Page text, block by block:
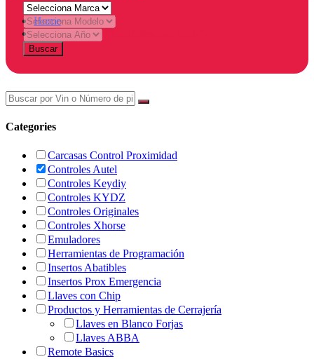
Home
Products tagged “Controles con Chip”
Buscar
Categories
Carcasas Control Proximidad
Controles Autel
Controles Keydiy
Controles KYDZ
Controles Originales
Controles Xhorse
Emuladores
Herramientas de Programación
Insertos Abatibles
Insertos Prox Emergencia
Llaves con Chip
Productos y Herramientas de Cerrajería
Llaves en Blanco Forjas
Llaves ABBA
Remote Basics